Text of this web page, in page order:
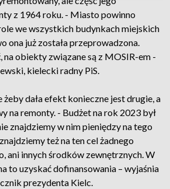
z 1964 roku. - Miasto powinno
we wszystkich budynkach miejskich
ona już została przeprowadzona.
na obiekty związane są z MOSIR-em -
kielecki radny PiS.
dała efekt konieczne jest drugie, a
na remonty. - Budżet na rok 2023 był
znajdziemy w nim pieniędzy na tego
też na ten cel żadnego
ani innych środków zewnętrznych. W
to uzyskać dofinansowania – wyjaśnia
prezydenta Kielc.